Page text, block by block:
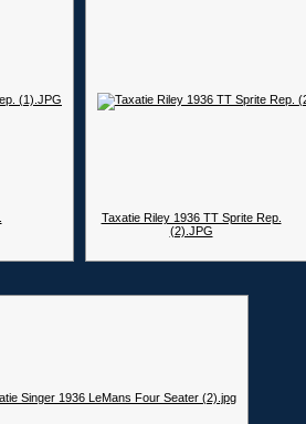
Taxatie Riley 1936 TT Sprite Rep.
(2).JPG